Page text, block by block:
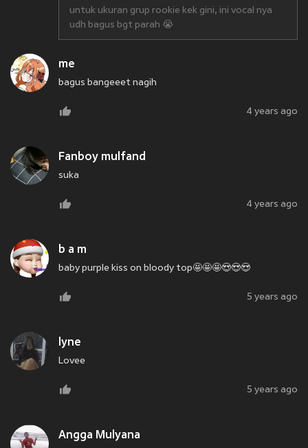
untuk ukuran grup rookie kek gini, ini vocal nya
udh bagus bgt parah 😭
me
bagus bangeeet nagih
4 years ago
Fanboy mulfand
suka
4 years ago
b a m
baby purple kiss on bloody top🤩🤩🤩😍😍😍
5 years ago
lyne
Lovee
5 years ago
Angga Mulyana